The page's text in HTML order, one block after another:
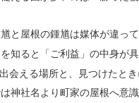
と屋根の鍾馗は媒体が違っ
知ると「ご利益」の中身が
会える場所と、見つけたとき
神社名より町家の屋根へ意